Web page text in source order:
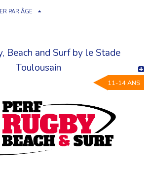
et ensuite réussir des figures.
vagues très puissantes et creuses
à l'intérieur du rouleau et de
tube. Mais bien sûr, il en
: Bottom turn, cut back ou
unique de profiter des
et littoraux
du soleil et de l'eau iodée de
spécialement conçus afin de
PAR ÂGE
Beach and Surf by le Stade
Toulousain
11-14 ANS